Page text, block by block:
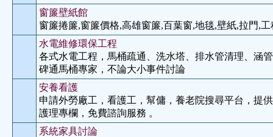
窗簾壁紙館
窗簾捲簾,窗簾價格,高雄窗簾,百葉窗,地毯,壁紙,拉門,
水電維修環保工程
各式水電工程，馬桶疏通、洗水塔、排水管清理、涵
碑通馬桶專家，不論大小事件討論
安養看護
申請外勞廠工，看護工，幫傭，養老院搜尋平台，提
護理專欄，免費諮詢服務 。
系統家具討論